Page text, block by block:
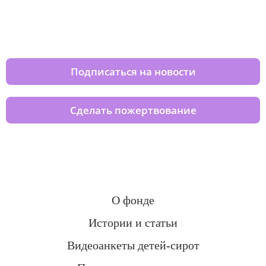
Подписаться на новости
Сделать пожертвование
О фонде
Истории и статьи
Видеоанкеты детей-сирот